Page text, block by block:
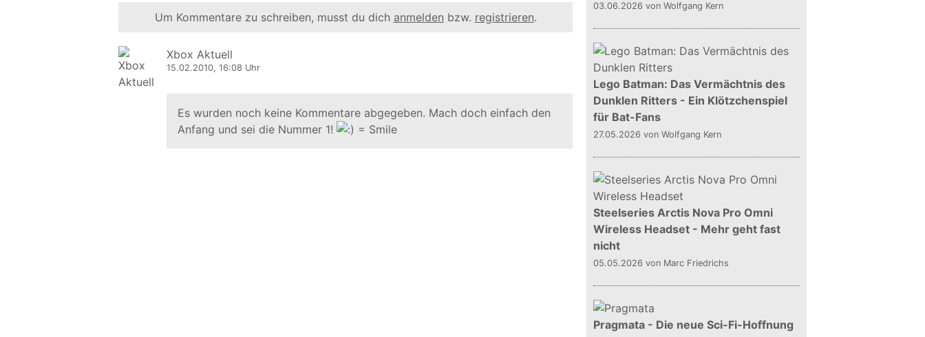
Um Kommentare zu schreiben, musst du dich anmelden bzw. registrieren.
Xbox Aktuell
15.02.2010, 16:08 Uhr
Es wurden noch keine Kommentare abgegeben. Mach doch einfach den
Anfang und sei die Nummer 1!
03.06.2026 von Wolfgang Kern
Lego Batman: Das Vermächtnis des
Dunklen Ritters - Ein Klötzchenspiel
für Bat-Fans
27.05.2026 von Wolfgang Kern
Steelseries Arctis Nova Pro Omni
Wireless Headset - Mehr geht fast
nicht
05.05.2026 von Marc Friedrichs
Pragmata - Die neue Sci-Fi-Hoffnung